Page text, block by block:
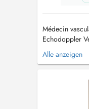
Médecin
Echodoppler
varices et
échoguidée et
laser
angiomes
Alle anzeigen